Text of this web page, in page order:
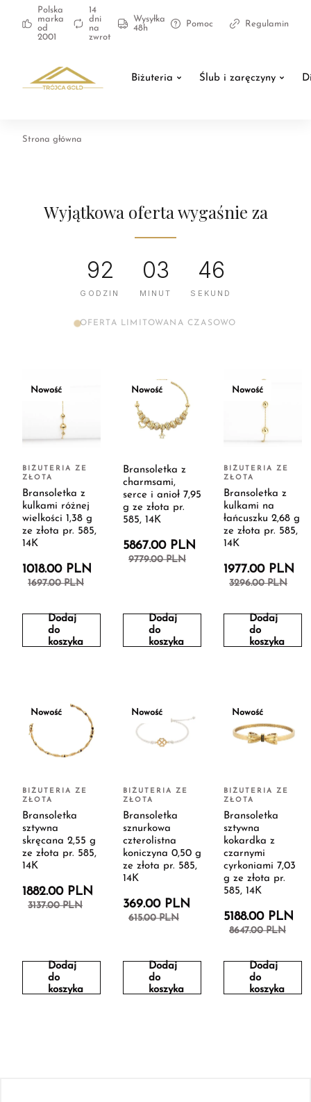
Polska
marka
od
2001
14
dni
na
zwrot
Wysyłka
48h
Pomoc Regulamin
Biżuteria Ślub i zaręczyny
Strona główna
Wyjątkowa oferta wygaśnie za
92
GODZIN
03
MINUT
45
SEKUND
OFERTA LIMITOWANA CZASOWO
Nowość
BIŻUTERIA ZE
ZŁOTA
Bransoletka z
kulkami różnej
wielkości 1,38 g
ze złota pr. 585,
14K
1018.00 PLN
1697.00 PLN
Dodaj
do
koszyka
Nowość
Bransoletka z
charmsami,
serce i anioł 7,95
g ze złota pr.
585, 14K
5867.00 PLN
9779.00 PLN
Dodaj
do
koszyka
Nowość
BIŻUTERIA ZE
ZŁOTA
Bransoletka z
kulkami na
łańcuszku 2,68 g
ze złota pr. 585,
14K
1977.00 PLN
3296.00 PLN
Dodaj
do
koszyka
Nowość
BIŻUTERIA ZE
ZŁOTA
Bransoletka
sztywna
skręcana 2,55 g
ze złota pr. 585,
14K
1882.00 PLN
3137.00 PLN
Dodaj
do
koszyka
Nowość
BIŻUTERIA ZE
ZŁOTA
Bransoletka
sznurkowa
czterolistna
koniczyna 0,50 g
ze złota pr. 585,
14K
369.00 PLN
615.00 PLN
Dodaj
do
koszyka
Nowość
BIŻUTERIA ZE
ZŁOTA
Bransoletka
sztywna
kokardka z
czarnymi
cyrkoniami 7,03
g ze złota pr.
585, 14K
5188.00 PLN
8647.00 PLN
Dodaj
do
koszyka